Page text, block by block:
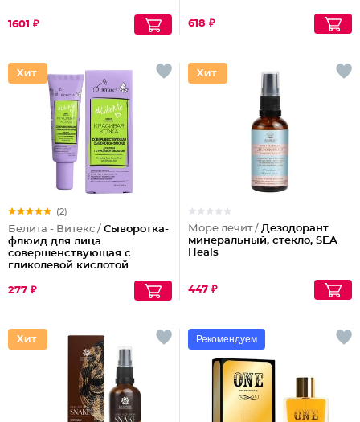
1601 ₽ 618 ₽
(2)
Белита - Витекс / Сыворотка-
флюид для лица
совершенствующая с
гликолевой кислотой
277 ₽
Море лечит / Дезодорант
минеральный, стекло, SEA
Heals
447 ₽
Рекомендуем